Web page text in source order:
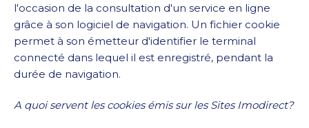
l'occasion de la consultation d'un service en ligne
grâce à son logiciel de navigation. Un fichier cookie
permet à son émetteur d'identifier le terminal
connecté dans lequel il est enregistré, pendant la
durée de navigation.
A quoi servent les cookies émis sur les Sites Imodirect?